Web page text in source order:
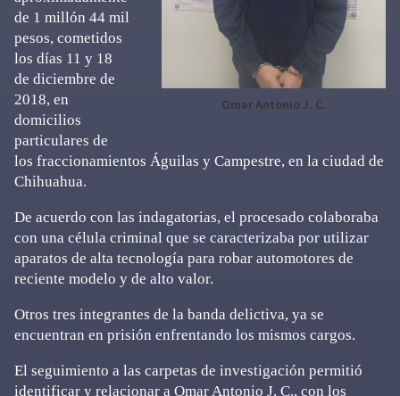
Omar Antonio J. C.
de 1 millón 44 mil
pesos, cometidos
los días 11 y 18
de diciembre de
2018, en
domicilios
particulares de
los fraccionamientos Águilas y Campestre, en la ciudad de
Chihuahua.
De acuerdo con las indagatorias, el procesado colaboraba
con una célula criminal que se caracterizaba por utilizar
aparatos de alta tecnología para robar automotores de
reciente modelo y de alto valor.
Otros tres integrantes de la banda delictiva, ya se
encuentran en prisión enfrentando los mismos cargos.
El seguimiento a las carpetas de investigación permitió
identificar y relacionar a Omar Antonio J. C., con los